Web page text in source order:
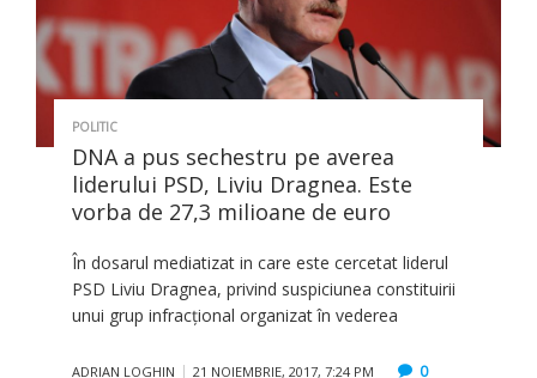
POLITIC
DNA a pus sechestru pe averea
liderului PSD, Liviu Dragnea. Este
vorba de 27,3 milioane de euro
În dosarul mediatizat in care este cercetat liderul
PSD Liviu Dragnea, privind suspiciunea constituirii
unui grup infracțional organizat în vederea
ADRIAN LOGHIN 21 NOIEMBRIE, 2017, 7:24 PM 0